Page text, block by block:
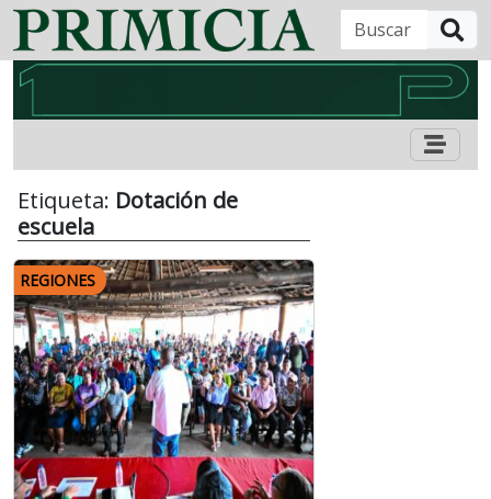
Etiqueta: Dotación de
escuela
REGIONES